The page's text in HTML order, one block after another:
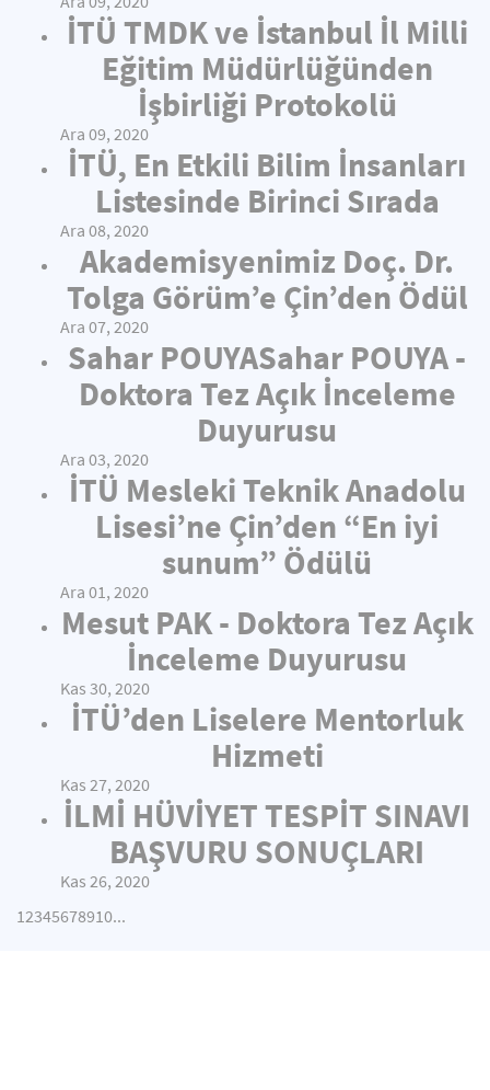
İTÜ TMDK ve İstanbul İl Milli
Eğitim Müdürlüğünden
İşbirliği Protokolü
Ara 09, 2020
İTÜ, En Etkili Bilim İnsanları
Listesinde Birinci Sırada
Ara 08, 2020
Akademisyenimiz Doç. Dr.
Tolga Görüm’e Çin’den Ödül
Ara 07, 2020
Sahar POUYASahar POUYA -
Doktora Tez Açık İnceleme
Duyurusu
Ara 03, 2020
İTÜ Mesleki Teknik Anadolu
Lisesi’ne Çin’den “En iyi
sunum” Ödülü
Ara 01, 2020
Mesut PAK - Doktora Tez Açık
İnceleme Duyurusu
Kas 30, 2020
İTÜ’den Liselere Mentorluk
Hizmeti
Kas 27, 2020
İLMİ HÜVİYET TESPİT SINAVI
BAŞVURU SONUÇLARI
Kas 26, 2020
12345678910...